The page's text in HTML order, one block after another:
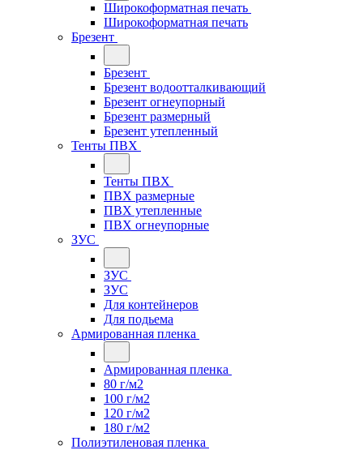
Широкоформатная печать
Широкоформатная печать
Брезент
Брезент
Брезент водоотталкивающий
Брезент огнеупорный
Брезент размерный
Брезент утепленный
Тенты ПВХ
Тенты ПВХ
ПВХ размерные
ПВХ утепленные
ПВХ огнеупорные
ЗУС
ЗУС
ЗУС
Для контейнеров
Для подьема
Армированная пленка
Армированная пленка
80 г/м2
100 г/м2
120 г/м2
180 г/м2
Полиэтиленовая пленка